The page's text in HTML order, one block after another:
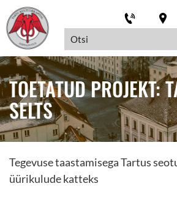
TOETATUD PROJEKT:
SELTS
Tegevuse taastamisega Tartus
üürikulude katteks